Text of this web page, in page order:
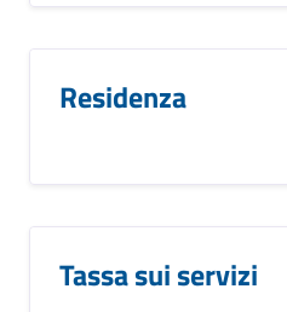
Residenza
Tassa sui servizi